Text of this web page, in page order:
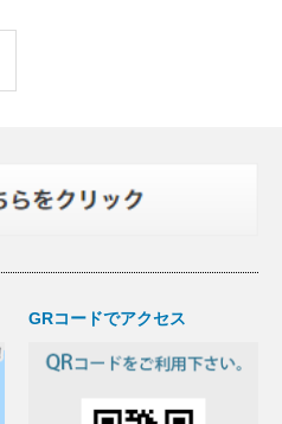
GRコードでアクセス